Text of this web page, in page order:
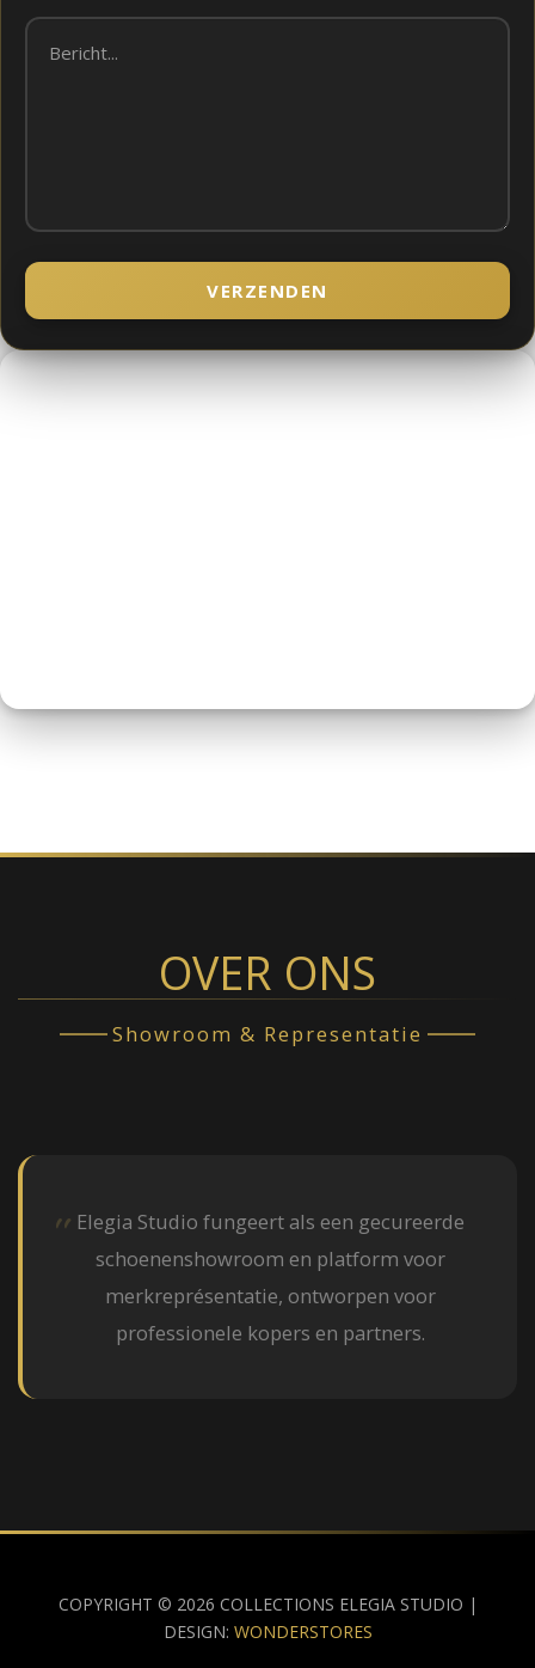
VERZENDEN
OVER ONS
Showroom & Representatie
Elegia Studio fungeert als een gecureerde
schoenenshowroom en platform voor
merkreprésentatie, ontworpen voor
professionele kopers en partners.
COPYRIGHT © 2026 COLLECTIONS ELEGIA STUDIO |
DESIGN: WONDERSTORES